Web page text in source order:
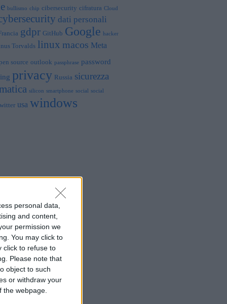
personal data,
and content,
permission we
You may click to
click to refuse to
Please note that
object to such
or withdraw your
webpage.
bullismo chip cibersecurity cifratura Cloud
dati personali
gdpr GitHub Google hacker
Torvalds linux macos Meta
source outlook passphrase password
privacy Russia sicurezza
silicon smartphone social social
usa windows